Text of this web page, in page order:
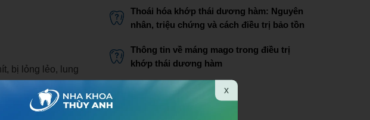
bị lỏng lẻo, lung
trung vào
Thoái hóa khớp thái dương hàm: Nguyên
nhân, triệu chứng và cách điều trị bảo tồn
Thông tin về máng mago trong điều trị
khớp thái dương hàm
Bác sĩ Phạm Thị Lâm x